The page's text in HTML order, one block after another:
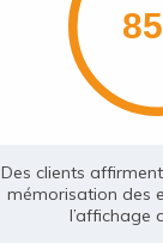
Des clients
mémorisation des
l’affichage